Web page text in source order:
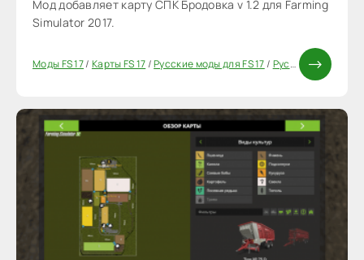
Мод добавляет карту СПК Бродовка v 1.2 для Farming
Simulator 2017.
Моды FS 17/ Карты FS 17/Русские моды для FS 17/ Русские карты для FS 17